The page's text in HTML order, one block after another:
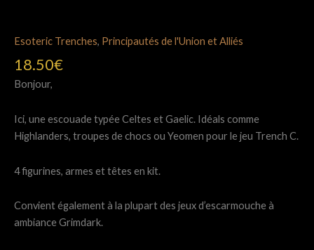
Esoteric Trenches, Principautés de l'Union et Alliés
18.50€
Bonjour,
Ici, une escouade typée Celtes et Gaelic. Idéals comme
Highlanders, troupes de chocs ou Yeomen pour le jeu Trench C.
4 figurines, armes et têtes en kit.
Convient également à la plupart des jeux d’escarmouche à
ambiance Grimdark.